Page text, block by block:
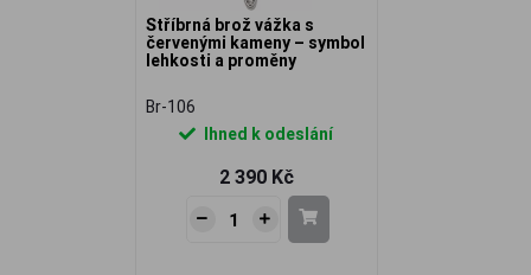
Stříbrná brož vážka s
červenými kameny – symbol
lehkosti a proměny
Br-106
Ihned k odeslání
2 390 Kč